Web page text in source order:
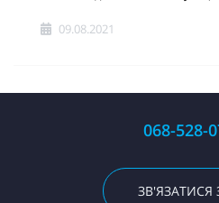
09.08.2021
068-528-